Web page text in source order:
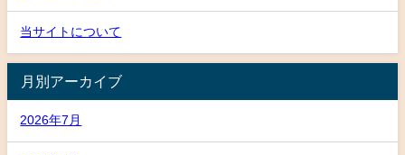
当サイトについて
月別アーカイブ
2026年7月